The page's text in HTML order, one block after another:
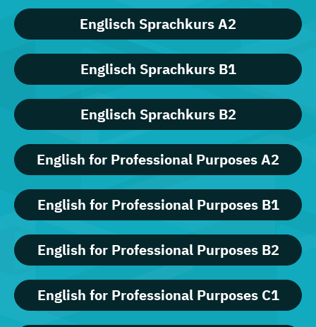
Englisch Sprachkurs A2
Englisch Sprachkurs B1
Englisch Sprachkurs B2
English for Professional Purposes A2
English for Professional Purposes B1
English for Professional Purposes B2
English for Professional Purposes C1